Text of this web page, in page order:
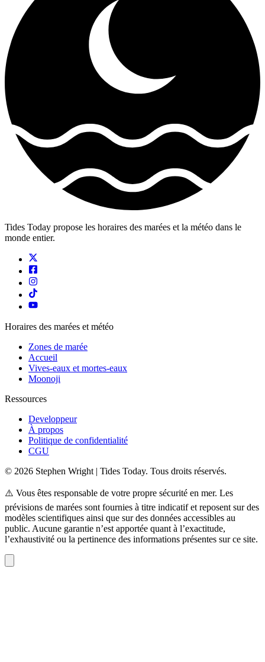
Tides Today propose les horaires des marées et la météo dans le
monde entier.
Horaires des marées et météo
Zones de marée
Accueil
Vives-eaux et mortes-eaux
Moonoji
Ressources
Developpeur
À propos
Politique de confidentialité
CGU
© 2026 Stephen Wright | Tides Today. Tous droits réservés.
⚠️ Vous êtes responsable de votre propre sécurité en mer. Les
prévisions de marées sont fournies à titre indicatif et reposent sur des
modèles scientifiques ainsi que sur des données accessibles au
public. Aucune garantie n’est apportée quant à l’exactitude,
l’exhaustivité ou la pertinence des informations présentes sur ce site.